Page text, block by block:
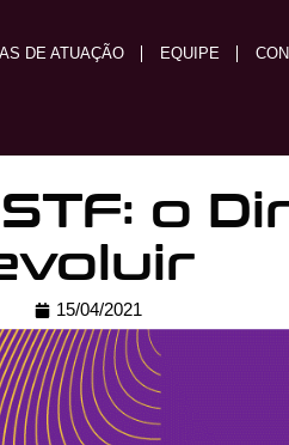
DE ATUAÇÃO EQUIPE
o
15/04/2021